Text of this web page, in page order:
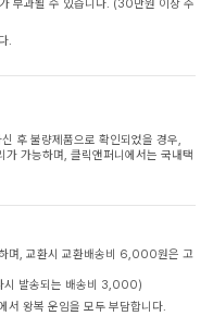
부과될 수 있습니다. (30만원 이상 주
.
후 불량제품으로 확인되었을 경우,
가능하며, 클릭앤퍼니에서는 국내택
며, 교환시 교환배송비 6,000원은 고
시 발송되는 배송비 3,000)
서 왕복 운임을 모두 부담합니다.